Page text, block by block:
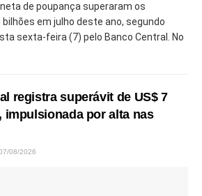
de poupança superaram os
em julho deste ano, segundo
sexta-feira (7) pelo Banco Central. No
registra superávit de US$ 7
impulsionada por alta nas
08/2026